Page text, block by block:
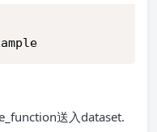
送入dataset.